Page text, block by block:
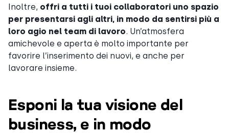
Inoltre, offri a tutti i tuoi collaboratori uno spazio
per presentarsi agli altri, in modo da sentirsi più a
loro agio nel team di lavoro. Un’atmosfera
amichevole e aperta è molto importante per
favorire l’inserimento dei nuovi, e anche per
lavorare insieme.
Esponi la tua visione del
business, e in modo